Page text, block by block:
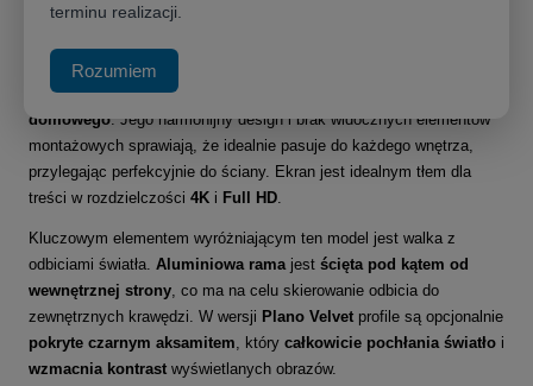
Najwyższa jakość obrazu i perfekcyjne wygaszenie światła
Adeo Plano 300x168cm
ramowystanowiący kwintesencję
domowego. Jego harmonijny design i brak widocznych elementów
montażowych sprawiają, że idealnie pasuje do każdego wnętrza,
przylegając perfekcyjnie do ściany. Ekran jest idealnym tłem dla
treści w rozdzielczości 4K i Full HD.
Kluczowym elementem wyróżniającym ten model jest walka z
odbiciami światła. Aluminiowa ramajest ścięta pod kątem od
wewnętrznej strony, co ma na celu skierowanie odbicia do
zewnętrznych krawędzi. W wersji Plano Velvet profile są opcjonalnie
pokryte czarnym aksamitem, który całkowicie pochłania światło i
wzmacnia kontrast wyświetlanych obrazów.
terminu realizacji.
Rozumiem